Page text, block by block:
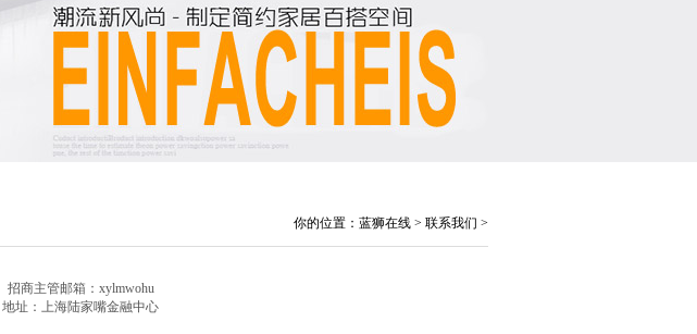
你的位置： 蓝狮在线 > 联系我们 >
招商主管邮箱：xylmwohu
地址：上海陆家嘴金融中心